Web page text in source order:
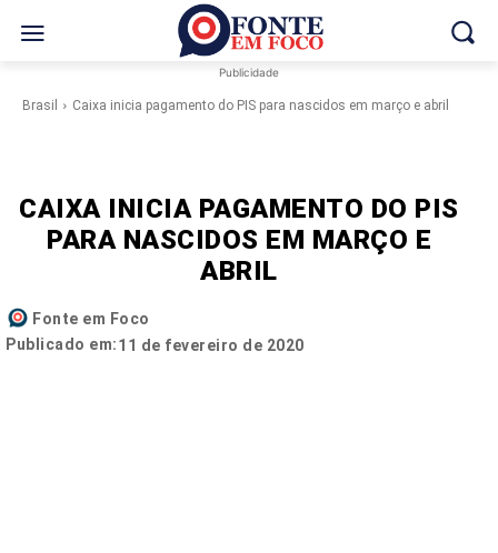
Publicidade
Brasil Caixa inicia pagamento do PIS para nascidos em março e abril
CAIXA INICIA PAGAMENTO DO PIS
PARA NASCIDOS EM MARÇO E
ABRIL
Fonte em Foco
Publicado em:11 de fevereiro de 2020